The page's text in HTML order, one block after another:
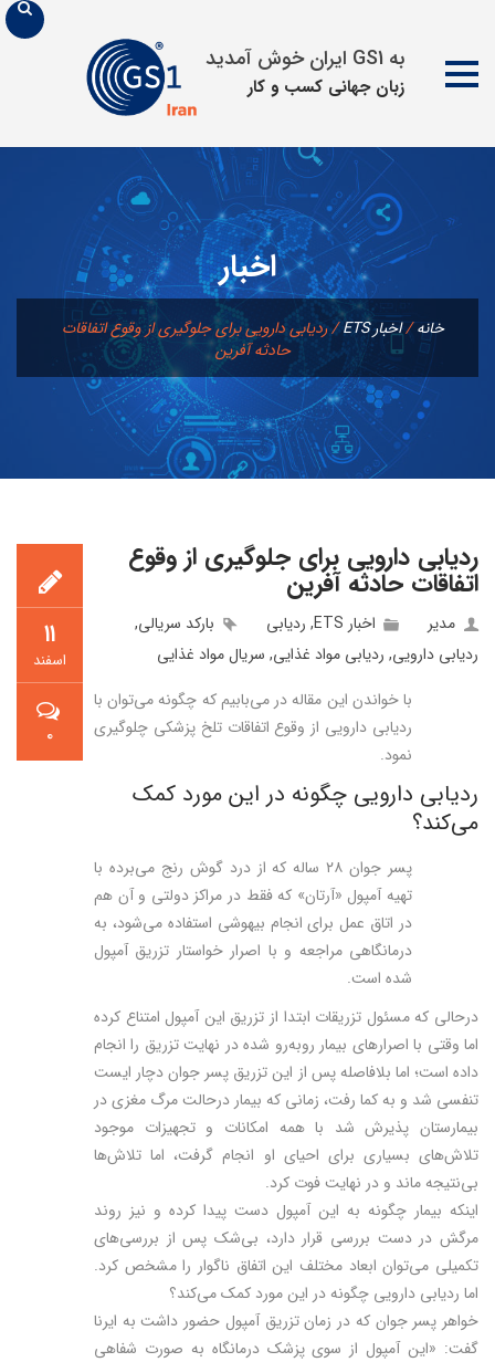
به GS1 ایران خوش آمدید
زبان جهانی كسب و كار
محتوا
اخبار
خانه/اخبار ETS /ردیابی دارویی برای جلوگیری از وقوع اتفاقات
حادثه آفرین
۱۱
اسفند
۰
ردیابی دارویی برای جلوگیری از وقوع
اتفاقات حادثه آفرین
مدیر اخبار ETS , ردیابی بارکد سریالی,
ردیابی دارویی, ردیابی مواد غذایی, سریال مواد غذایی
با خواندن این مقاله در می‌بابیم که چگونه می‌توان با
ردیابی دارویی از وقوع اتفاقات تلخ پزشکی چلوگیری
نمود.
ردیابی دارویی چگونه در این مورد کمک
می‌کند؟
پسر جوان ۲۸ ساله که از درد گوش رنج می‌برده با
تهیه آمپول «آرتان» که فقط در مراکز دولتی و آن هم
در اتاق عمل برای انجام بیهوشی استفاده می‌شود، به
درمانگاهی مراجعه و با اصرار خواستار تزریق آمپول
شده است.
درحالی که مسئول تزریقات ابتدا از تزریق این آمپول امتناع کرده
اما وقتی با اصرارهای بیمار روبه‌رو شده در نهایت تزریق را انجام
داده است؛ اما بلافاصله پس از این تزریق پسر جوان دچار ایست
تنفسی شد و به‌ کما رفت، زمانی که بیمار درحالت مرگ مغزی در
بیمارستان پذیرش شد با همه امکانات و تجهیزات موجود
تلاش‌های بسیاری برای احیای او انجام گرفت، اما تلاش‌ها
بی‌نتیجه ماند و در نهایت فوت کرد.
اینکه بیمار چگونه به این آمپول دست پیدا کرده و نیز روند
مرگش در دست بررسی قرار دارد، بی‌شک پس از بررسی‌های
تکمیلی می‌توان ابعاد مختلف این اتفاق ناگوار را مشخص کرد.
اما ردیابی دارویی چگونه در این مورد کمک می‌کند؟
خواهر پسر جوان که در زمان تزریق آمپول حضور داشت به ایرنا
گفت: «این آمپول از سوی پزشک درمانگاه به صورت شفاهی